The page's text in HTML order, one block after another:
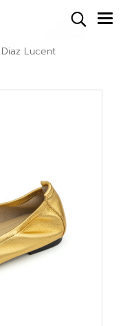
Diaz Lucent